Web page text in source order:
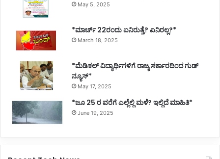
May 5, 2025
*ಮಾರ್ಚ್ 22ರಂದು ಏನಿರುತ್ತೆ? ಏನಿರಲ್ಲ?*
March 18, 2025
*ಮೆಡಿಕಲ್ ವಿದ್ಯಾರ್ಥಿಗಳಿಗೆ ರಾಜ್ಯ ಸರ್ಕಾರದಿಂದ ಗುಡ್
ನ್ಯೂಸ್*
May 17, 2025
*ಜೂ 25 ರ ವರೆಗೆ ಎಲ್ಲೆಲ್ಲಿ ಮಳೆ? ಇಲ್ಲಿದೆ ಮಾಹಿತಿ*
June 19, 2025